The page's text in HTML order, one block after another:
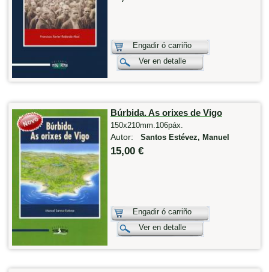
Engadir ó carriño
Ver en detalle
Búrbida. As orixes de Vigo
150x210mm.106páx.
Autor: Santos Estévez, Manuel
15,00 €
Engadir ó carriño
Ver en detalle